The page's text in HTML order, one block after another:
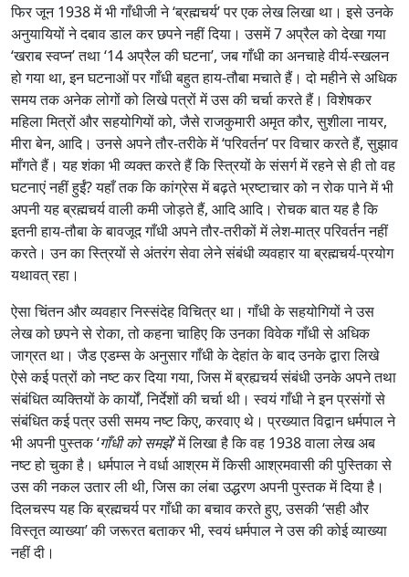
फिर जून 1938 में भी गाँधीजी ने ‘ब्रह्मचर्य’ पर एक लेख लिखा था। इसे उनके
अनुयायियों ने दबाव डाल कर छपने नहीं दिया। उसमें 7 अप्रैल को देखा गया
‘खराब स्वप्न’ तथा ‘14 अप्रैल की घटना’, जब गाँधी का अनचाहे वीर्य-स्खलन
हो गया था, इन घटनाओं पर गाँधी बहुत हाय-तौबा मचाते हैं। दो महीने से अधिक
समय तक अनेक लोगों को लिखे पत्रों में उस की चर्चा करते हैं। विशेषकर
महिला मित्रों और सहयोगियों को, जैसे राजकुमारी अमृत कौर, सुशीला नायर,
मीरा बेन, आदि। उनसे अपने तौर-तरीके में ‘परिवर्तन’ पर विचार करते हैं, सुझाव
माँगते हैं। यह शंका भी व्यक्त करते हैं कि स्त्रियों के संसर्ग में रहने से ही तो वह
घटनाएं नहीं हुईं? यहाँ तक कि कांग्रेस में बढ़ते भ्रष्टाचार को न रोक पाने में भी
अपनी यह ब्रह्मचर्य वाली कमी जोड़ते हैं, आदि आदि। रोचक बात यह है कि
इतनी हाय-तौबा के बावजूद गाँधी अपने तौर-तरीकों में लेश-मात्र परिवर्तन नहीं
करते। उन का स्त्रियों से अंतरंग सेवा लेने संबंधी व्यवहार या ब्रह्मचर्य-प्रयोग
यथावत् रहा।
ऐसा चिंतन और व्यवहार निस्संदेह विचित्र था। गाँधी के सहयोगियों ने उस
लेख को छपने से रोका, तो कहना चाहिए कि उनका विवेक गाँधी से अधिक
जाग्रत था। जैड एडम्स के अनुसार गाँधी के देहांत के बाद उनके द्वारा लिखे
ऐसे कई पत्रों को नष्ट कर दिया गया, जिस में ब्रह्यचर्य संबंधी उनके अपने तथा
संबंधित व्यक्तियों के कार्यों, निर्देशों की चर्चा थी। स्वयं गाँधी ने इन प्रसंगों से
संबंधित कई पत्र उसी समय नष्ट किए, करवाए थे। प्रख्यात विद्वान धर्मपाल ने
भी अपनी पुस्तक ‘गाँधी को समझें’में लिखा है कि वह 1938 वाला लेख अब
नष्ट हो चुका है। धर्मपाल ने वर्धा आश्रम में किसी आश्रमवासी की पुस्तिका से
उस की नकल उतार ली थी, जिस का लंबा उद्धरण अपनी पुस्तक में दिया है।
दिलचस्प यह कि ब्रह्मचर्य पर गाँधी का बचाव करते हुए, उसकी ‘सही और
विस्तृत व्याख्या’ की जरूरत बताकर भी, स्वयं धर्मपाल ने उस की कोई व्याख्या
नहीं दी।